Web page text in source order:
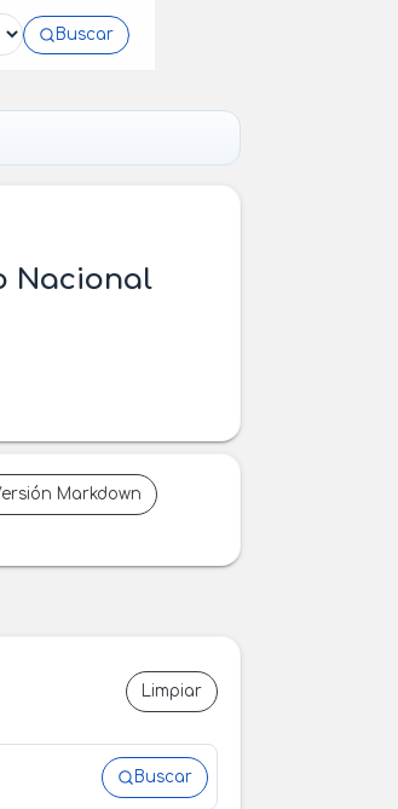
Buscar
Nacional
Markdown
Limpiar
Buscar